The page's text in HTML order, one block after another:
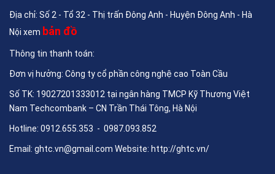
Địa chỉ: Số 2 - Tổ 32 - Thị trấn Đông Anh - Huyện Đông Anh - Hà
Nội xem bản đồ
Thông tin thanh toán:
Đơn vị hưởng: Công ty cổ phần công nghệ cao Toàn Cầu
Số TK: 19027201333012 tại ngân hàng TMCP Kỹ Thương Việt
Nam Techcombank – CN Trần Thái Tông, Hà Nội
Hotline: 0912.655.353 - 0987.093.852
Email: ghtc.vn@gmail.com Website: http://ghtc.vn/